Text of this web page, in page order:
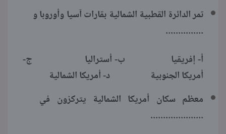
تمر الدائرة القطبية الشمالية بقارات آسيا وأوروبا و
...............
أ- إفريقيا ب- أستراليا ج-
أمريكا الجنوبية د- أمريكا الشمالية
معظم سكان أمريكا الشمالية يتركزون في
.....................